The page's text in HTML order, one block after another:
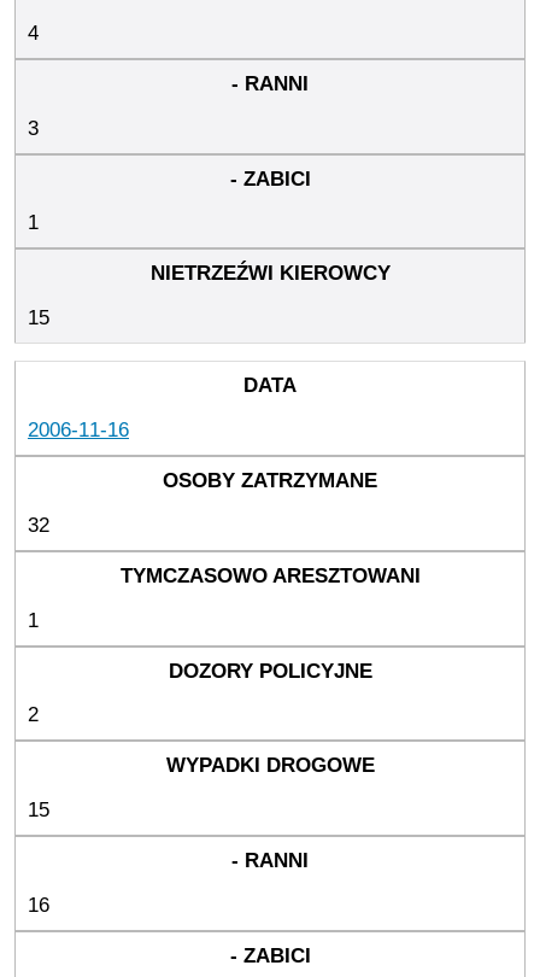
4
3
1
15
2006-11-16
32
1
2
15
16